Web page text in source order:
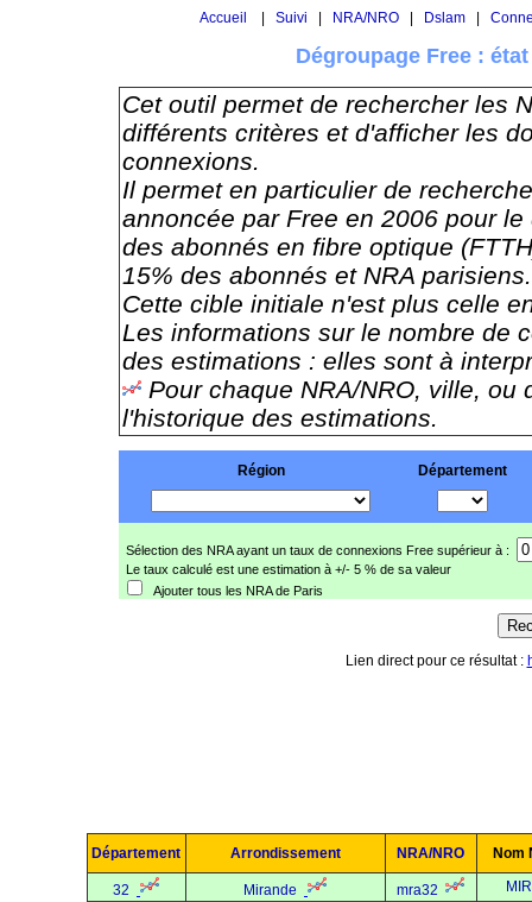
Accueil Suivi NRA/NRO| Dslam|
Dégroupage Free :
Cet outil permet de rechercher les
différents critères et d'afficher les
connexions.
Il permet en particulier de
annoncée par Free en 2006 pour
des abonnés en fibre optique
15% des abonnés et NRA parisiens.
Cette cible initiale n'est plus celle
Les informations sur le nombre de
des estimations : elles sont à
Pour chaque NRA/NRO, ville,
l'historique des estimations.
Région Département
Sélection des NRA ayant un taux de connexions Free supérieur à :
Le taux calculé est une estimation à +/- 5 % de sa valeur
Ajouter tous les NRA de Paris
Lien direct pour ce résultat :
Département Arrondissement NRA/NRO Nom
32 Mirande mra32